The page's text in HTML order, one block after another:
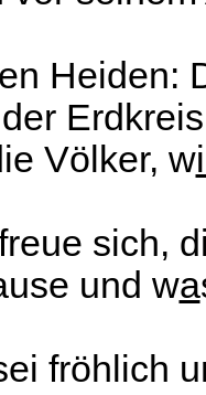
Heiden:
Völker, w
sich,
und wa
fröhlich